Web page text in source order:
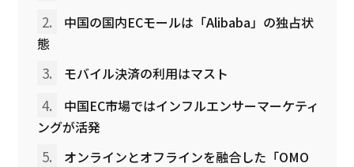
2.
中国の国内ECモールは「Alibaba」の独占状
態
3. モバイル決済の利用はマスト
4.
中国EC市場ではインフルエンサーマーケティ
ングが活発
5.
オンラインとオフラインを融合した「OMO